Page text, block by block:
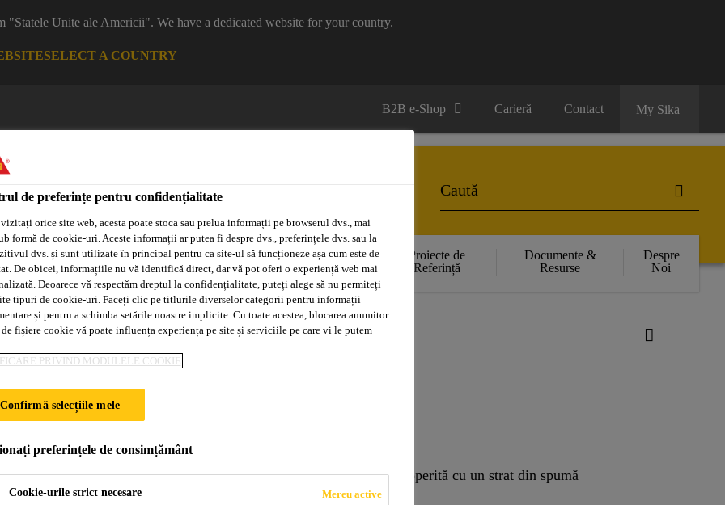
"Statele Unite ale Americii". We have a dedicated website for your country.
SELECT A COUNTRY
B2B e-Shop Carieră Contact My Sika
Sisteme
Adeplast
Distribuitori/Aplicatori
Autorizați
Tehnologia
Purform®
Proiecte de
Referință
Documente &
Resurse
Despre
Noi
exterior Balcoane si Terase Terasa verde Sarnavap®-3000 M
M
VAPORI
de vapori pe baza de polietilenă (PE). Partea inferioară este acoperită cu un strat din spumă
cu bandă butilică.
de preferințe pentru confidențialitate
orice site web, acesta poate stoca sau prelua informații pe browserul dvs., mai
formă de cookie-uri. Aceste informații ar putea fi despre dvs., preferințele dvs. sau la
dvs. și sunt utilizate în principal pentru ca site-ul să funcționeze așa cum este de
De obicei, informațiile nu vă identifică direct, dar vă pot oferi o experiență web mai
Deoarece vă respectăm dreptul la confidențialitate, puteți alege să nu permiteți
tipuri de cookie-uri. Faceți clic pe titlurile diverselor categorii pentru informații
și pentru a schimba setările noastre implicite. Cu toate acestea, blocarea anumitor
fișiere cookie vă poate influența experiența pe site și serviciile pe care vi le putem
PRIVIND MODULELE COOKIE
Confirmă selecțiile mele
preferințele de consimțământ
Cookie-urile strict necesare Mereu active